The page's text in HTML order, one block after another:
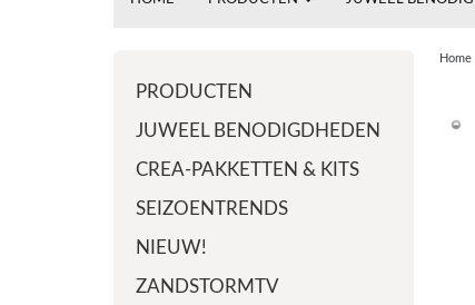
PRODUCTEN
JUWEEL BENODIGDHEDEN
CREA-PAKKETTEN & KITS
SEIZOENTRENDS
NIEUW!
ZANDSTORMTV
Home